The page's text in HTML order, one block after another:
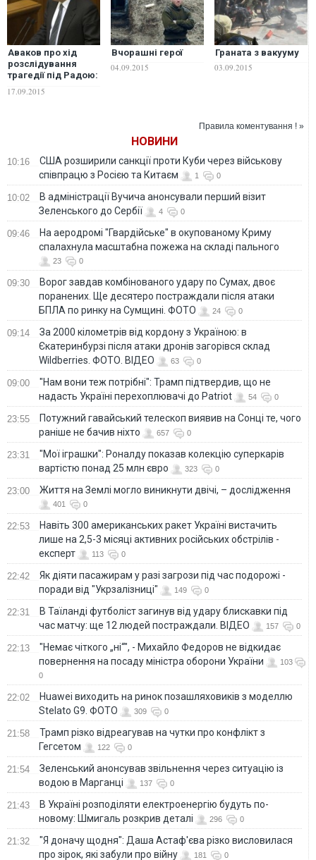
Аваков про хід
розслідування
трагедії під Радою:
були об'єднані
17.09.2015
Вчорашні герої
04.09.2015
Граната з вакууму
03.09.2015
Правила коментування ! »
НОВИНИ
10:16
США розширили санкції проти Куби через військову
співпрацю з Росією та Китаєм
1 0
10:02
В адміністрації Вучича анонсували перший візит
Зеленського до Сербії
4 0
09:46
На аеродромі "Гвардійське" в окупованому Криму
спалахнула масштабна пожежа на складі пального
23 0
09:30
Ворог завдав комбінованого удару по Сумах, двоє
поранених. Ще десятеро постраждали після атаки
БПЛА по ринку на Сумщині. ФОТО
24 0
09:14
За 2000 кілометрів від кордону з Україною: в
Єкатеринбурзі після атаки дронів загорівся склад
Wildberries. ФОТО. ВІДЕО
63 0
09:00
"Нам вони теж потрібні": Трамп підтвердив, що не
надасть Україні перехоплювачі до Patriot
54 0
23:55
Потужний гавайський телескоп виявив на Сонці те, чого
раніше не бачив ніхто
657 0
23:31
"Мої іграшки": Роналду показав колекцію суперкарів
вартістю понад 25 млн євро
323 0
23:00 Життя на Землі могло виникнути двічі, – дослідження
401 0
22:53
Навіть 300 американських ракет Україні вистачить
лише на 2,5-3 місяці активних російських обстрілів -
експерт
113 0
22:42
Як діяти пасажирам у разі загрози під час подорожі -
поради від "Укрзалізниці"
149 0
22:31
В Таїланді футболіст загинув від удару блискавки під
час матчу: ще 12 людей постраждали. ВІДЕО
157 0
22:13
"Немає чіткого „ні“", - Михайло Федоров не відкидає
повернення на посаду міністра оборони України
103
0
22:02
Huawei виходить на ринок позашляховиків з моделлю
Stelato G9. ФОТО
309 0
21:58
Трамп різко відреагував на чутки про конфлікт з
Гегсетом
122 0
21:54
Зеленський анонсував звільнення через ситуацію із
водою в Марганці
137 0
21:43
В Україні розподіляти електроенергію будуть по-
новому: Шмигаль розкрив деталі
296 0
21:32
"Я доначу щодня": Даша Астаф'єва різко висловилася
про зірок, які забули про війну
181 0